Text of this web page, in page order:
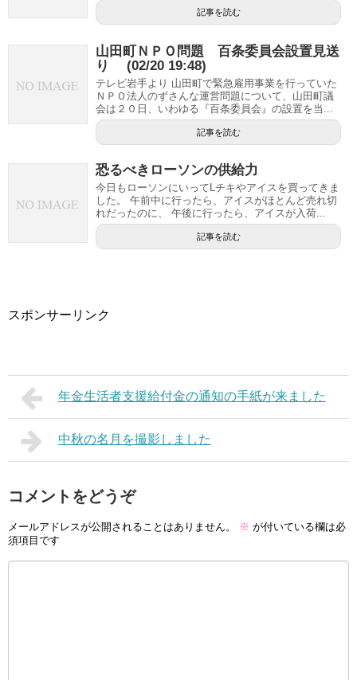
記事を読む
山田町ＮＰＯ問題 百条委員会設置見送
り (02/20 19:48)
テレビ岩手より 山田町で緊急雇用事業を行っていた
ＮＰＯ法人のずさんな運営問題について、山田町議
会は２０日、いわゆる『百条委員会』の設置を当...
記事を読む
恐るべきローソンの供給力
今日もローソンにいってLチキやアイスを買ってきま
した。 午前中に行ったら、アイスがほとんど売れ切
れだったのに、 午後に行ったら、アイスが入荷...
記事を読む
スポンサーリンク
年金生活者支援給付金の通知の手紙が来ました
中秋の名月を撮影しました
コメントをどうぞ
メールアドレスが公開されることはありません。 ※ が付いている欄は必
須項目です